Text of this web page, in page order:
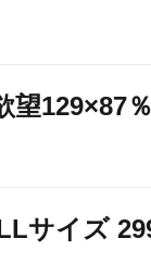
望129×87
サイズ